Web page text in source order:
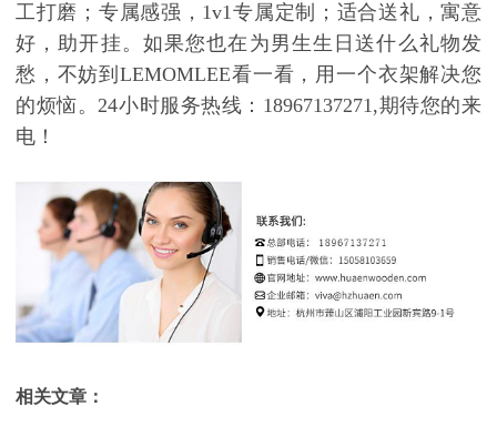
工打磨；专属感强，1v1专属定制；适合送礼，寓意
好，助开挂。如果您也在为男生生日送什么礼物发
愁，不妨到LEMOMLEE看一看，用一个衣架解决您
的烦恼。24小时服务热线：18967137271,期待您的来
电！
相关文章：